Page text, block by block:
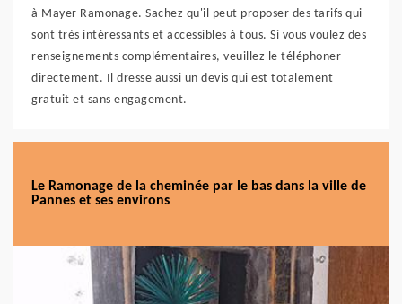
à Mayer Ramonage. Sachez qu'il peut proposer des tarifs qui
sont très intéressants et accessibles à tous. Si vous voulez des
renseignements complémentaires, veuillez le téléphoner
directement. Il dresse aussi un devis qui est totalement
gratuit et sans engagement.
Le Ramonage de la cheminée par le bas dans la ville de
Pannes et ses environs